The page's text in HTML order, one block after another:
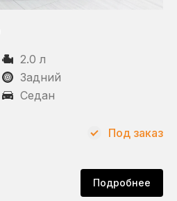
2.0 л
Задний
Седан
Подробнее
Под заказ